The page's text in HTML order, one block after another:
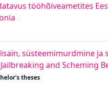
tööhõiveametites
süsteemimurdmine
and Scheming
theses